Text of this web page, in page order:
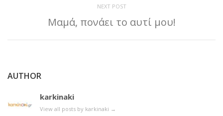
NEXT POST
Μαμά, πονάει το αυτί μου!
AUTHOR
karkinaki
View all posts by karkinaki →